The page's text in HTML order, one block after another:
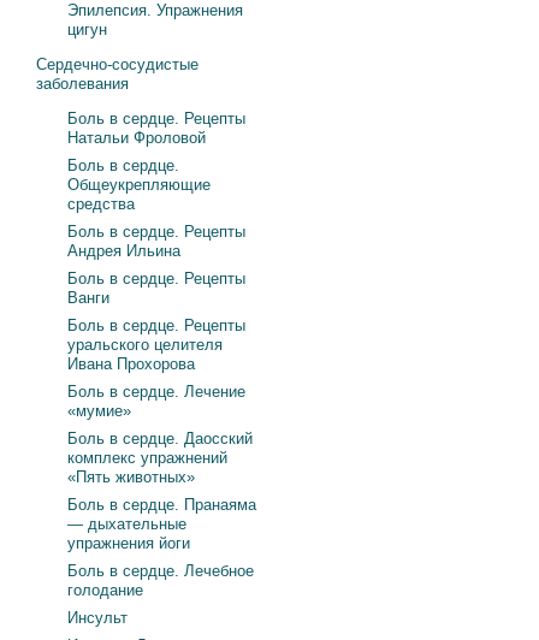
Эпилепсия. Упражнения
цигун
Сердечно-сосудистые
заболевания
Боль в сердце. Рецепты
Натальи Фроловой
Боль в сердце.
Общеукрепляющие
средства
Боль в сердце. Рецепты
Андрея Ильина
Боль в сердце. Рецепты
Ванги
Боль в сердце. Рецепты
уральского целителя
Ивана Прохорова
Боль в сердце. Лечение
«мумие»
Боль в сердце. Даосский
комплекс упражнений
«Пять животных»
Боль в сердце. Пранаяма
— дыхательные
упражнения йоги
Боль в сердце. Лечебное
голодание
Инсульт